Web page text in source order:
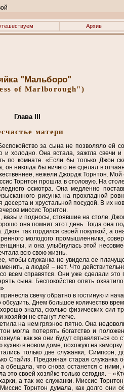
Архив
"Мальборо"
of Marlborough")
Глава III
матери
за сына не позволяло ей
и холодно. Она встала, зажгла свечи
по комнате. «Если бы только Джон
он никогда бы ничего не сделал в
нежели Джордж Торнтон. Мой
Торнтон прошла в столовую. На
осмотра. Она медленно
рисунка на прохладной
и хрустальной посудой. В их
миссис Торнтон.
и подносы, стоявшие на столе.
она помнит этот день. Тогда она
так гордился своей покупкой, а
молодого промышленника,
и она улыбнулась этой
всю свою жизнь.
чтобы служанка не увидела ее
а людей – нет. Что
всем справятся. Они уже сделали
сына. Беспокойство опять
свечу обратно в гостиную и
обсудить. Днем большое количество
знала, сколько физических сил
не станут легче.
на нем грязное пятно. Она
могла потерять богатство и
как же они будут справляться со
кухню в новом доме, похожую на каморку.
только две служанки, Симпсон,
Стайлз. Преданная старая служанка
обещала, что снова останется с
своей хозяйке только сегодня. –
а так же служанки. Миссис
Торнтон думала, как долго они